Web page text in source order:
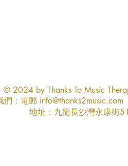
© 2024 by Thanks To Music
們：電郵 info@thanks2music.com
地址：九龍長沙灣永康街